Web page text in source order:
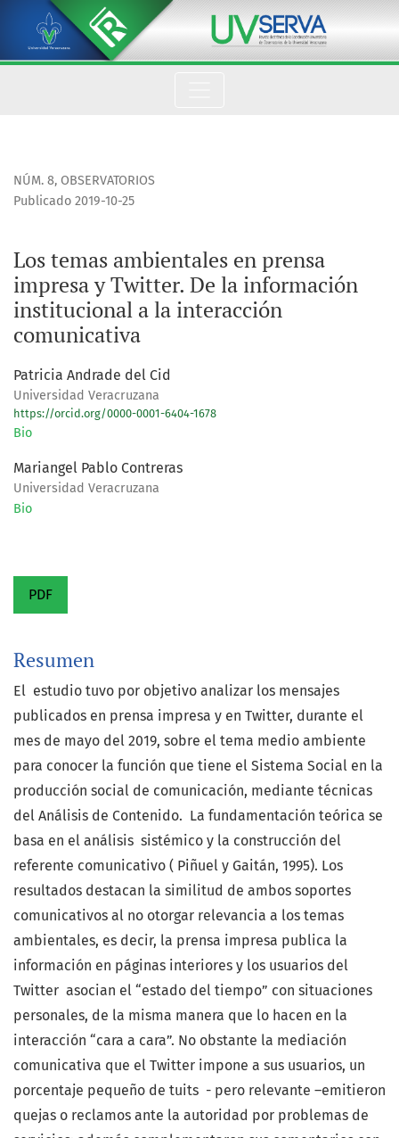
Los temas ambientales en prensa impresa y Twitter. De la
NÚM. 8, OBSERVATORIOS
Los temas ambientales en prensa
impresa y Twitter. De la información
institucional a la interacción
comunicativa
Publicado 2019-10-25
Patricia Andrade del Cid
Universidad Veracruzana
https://orcid.org/0000-0001-6404-1678
Bio
Mariangel Pablo Contreras
Universidad Veracruzana
Bio
PDF
Resumen
El estudio tuvo por objetivo analizar los mensajes
publicados en prensa impresa y en Twitter, durante el
mes de mayo del 2019, sobre el tema medio ambiente
para conocer la función que tiene el Sistema Social en la
producción social de comunicación, mediante técnicas
del Análisis de Contenido. La fundamentación teórica se
basa en el análisis sistémico y la construcción del
referente comunicativo ( Piñuel y Gaitán, 1995). Los
resultados destacan la similitud de ambos soportes
comunicativos al no otorgar relevancia a los temas
ambientales, es decir, la prensa impresa publica la
información en páginas interiores y los usuarios del
Twitter asocian el “estado del tiempo” con situaciones
personales, de la misma manera que lo hacen en la
interacción “cara a cara”. No obstante la mediación
comunicativa que el Twitter impone a sus usuarios, un
porcentaje pequeño de tuits - pero relevante –emitieron
quejas o reclamos ante la autoridad por problemas de